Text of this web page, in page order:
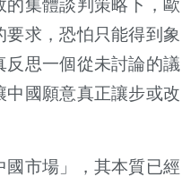
集體談判策略下，歐
求，恐怕只能得到象
思一個從未討論的議
中國願意真正讓步或改
市場」，其本質已經